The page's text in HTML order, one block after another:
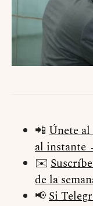
📲 Únete
al instante
✉️
de la
📢Si